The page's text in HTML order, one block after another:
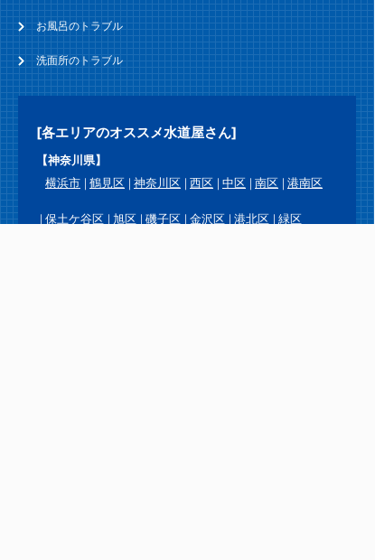
お風呂のトラブル
洗面所のトラブル
[各エリアのオススメ水道屋さん]
【神奈川県】
横浜市
鶴見区 神奈川区 西区 中区 南区 港南区
保土ケ谷区 旭区 磯子区 金沢区 港北区 緑区